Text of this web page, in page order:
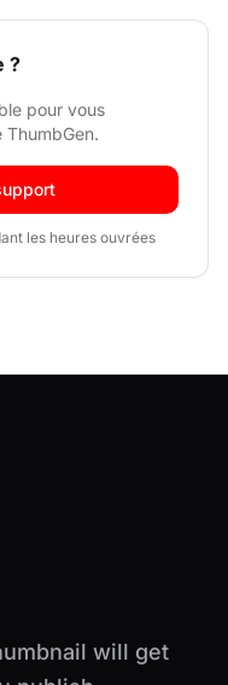
?
pour vous
les heures ouvrées
will get